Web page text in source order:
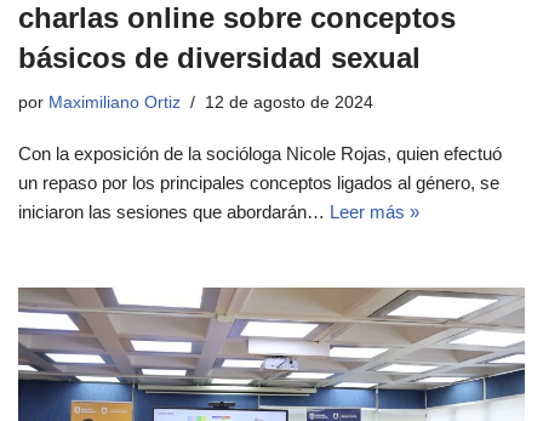
charlas online sobre conceptos
básicos de diversidad sexual
por Maximiliano Ortiz 12 de agosto de 2024
Con la exposición de la socióloga Nicole Rojas, quien efectuó
un repaso por los principales conceptos ligados al género, se
iniciaron las sesiones que abordarán… Leer más »